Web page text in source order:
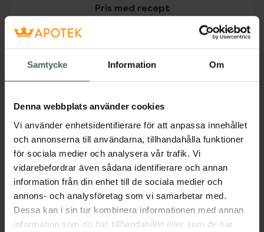
Samtycke Information Om
Denna webbplats använder cookies
Vi använder enhetsidentifierare för att anpassa innehållet
och annonserna till användarna, tillhandahålla funktioner
för sociala medier och analysera vår trafik. Vi
vidarebefordrar även sådana identifierare och annan
information från din enhet till de sociala medier och
annons- och analysföretag som vi samarbetar med.
Dessa kan i sin tur kombinera informationen med annan
information som du har tillhandahållit eller som de har
Pris med recept
568,63 kr
I apotek:568,63 kr
Köp via ditt recept
Aktuella erbjudanden
Beskrivning Dölj
EAN:07350124338491